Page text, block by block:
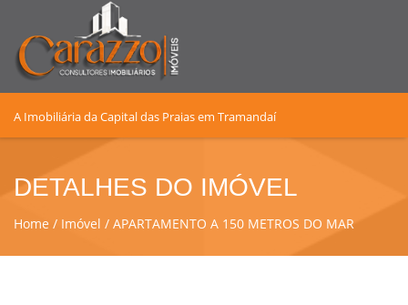
A Imobiliária da Capital das Praias em Tramandaí
DETALHES DO IMÓVEL
Home Imóvel APARTAMENTO A 150 METROS DO MAR